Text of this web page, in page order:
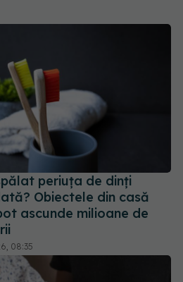
periuța de dinți
Obiectele din casă
ascunde milioane de
08:35